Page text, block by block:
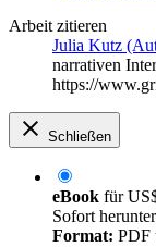
Arbeit zitieren
Julia Kutz
narrativen
https://
Schließen
eBook für
Sofort
Format: PDF